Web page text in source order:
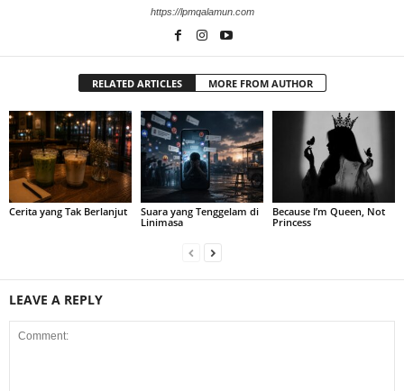
https://lpmqalamun.com
RELATED ARTICLES MORE FROM AUTHOR
Cerita yang Tak Berlanjut
Suara yang Tenggelam di
Linimasa
Because I’m Queen, Not
Princess
LEAVE A REPLY